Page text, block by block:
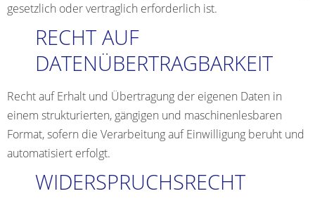
gesetzlich oder vertraglich erforderlich ist.
RECHT AUF
DATENÜBERTRAGBARKEIT
Recht auf Erhalt und Übertragung der eigenen Daten in
einem strukturierten, gängigen und maschinenlesbaren
Format, sofern die Verarbeitung auf Einwilligung beruht und
automatisiert erfolgt.
WIDERSPRUCHSRECHT